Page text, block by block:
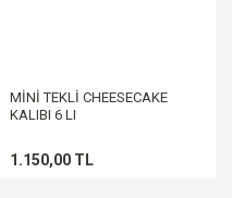
MİNİ TEKLİ CHEESECAKE
KALIBI 6 LI
1.150,00 TL